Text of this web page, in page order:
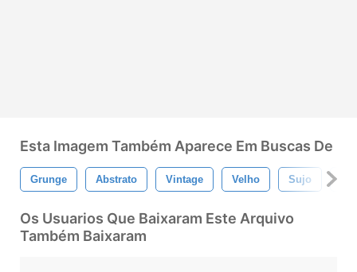
Esta Imagem Também Aparece Em Buscas De
Grunge Abstrato Vintage Velho Sujo
Os Usuarios Que Baixaram Este Arquivo
Também Baixaram